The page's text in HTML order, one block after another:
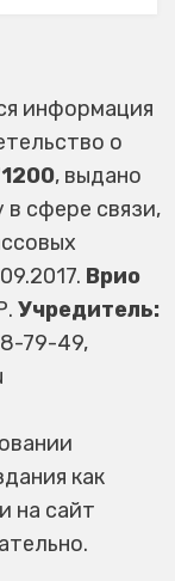
информация
о
, выдано
сфере связи,
Врио
Учредитель:
79-49,
как
на сайт